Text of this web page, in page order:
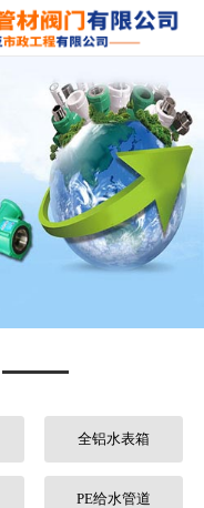
全铝水表箱
PE给水管道